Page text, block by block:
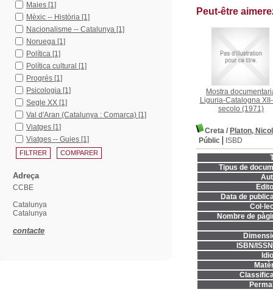
Peut-être
Mostra
Liguria-Catalogna
secolo (1971)
Creta / Platon,
Públic
ISBD
Tipus de
Data de
Nombre de
ISBN/
Maies [1]
Mèxic -- Història [1]
Nacionalisme -- Catalunya [1]
Noruega [1]
Política [1]
Política cultural [1]
Progrés [1]
Psicologia [1]
Segle XX [1]
Val d'Aran (Catalunya : Comarca) [1]
Viatges [1]
Viatges -- Guies [1]
Adreça
CCBE
Catalunya
Catalunya
contacte